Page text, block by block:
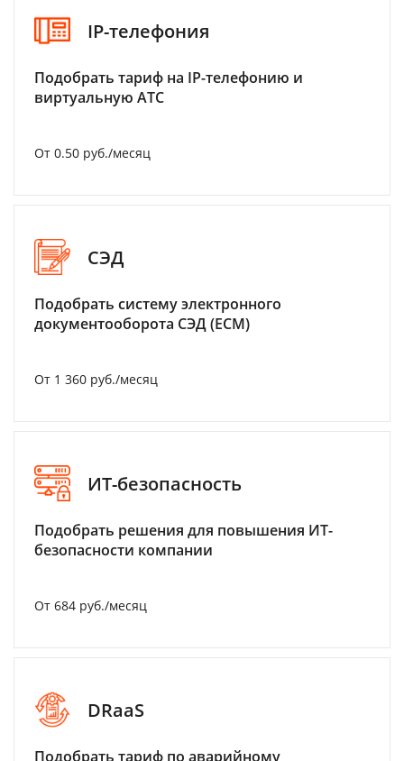
IP-телефония
Подобрать тариф на IP-телефонию и
виртуальную АТС
От 0.50 руб./месяц
СЭД
Подобрать систему электронного
документооборота СЭД (ECM)
От 1 360 руб./месяц
ИТ-безопасность
Подобрать решения для повышения ИТ-
безопасности компании
От 684 руб./месяц
DRaaS
Подобрать тариф по аварийному